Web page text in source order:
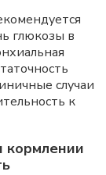
глюкозы в
случаи
к
кормлении